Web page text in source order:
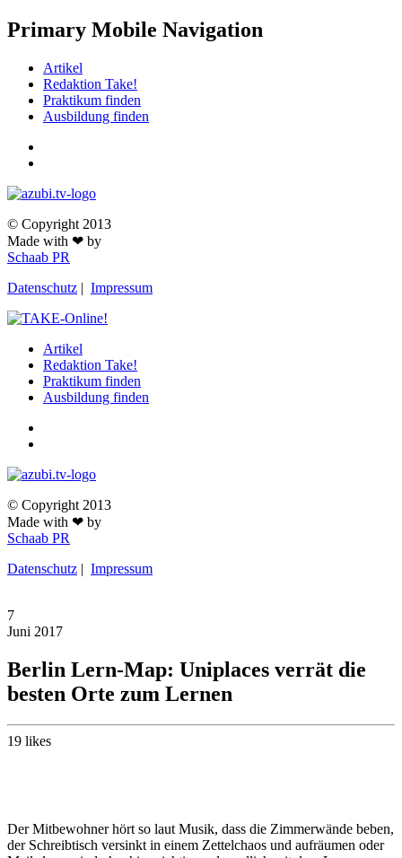
Primary Mobile Navigation
Artikel
Redaktion Take!
Praktikum finden
Ausbildung finden
© Copyright 2013
Made with ❤ by
Schaab PR
Datenschutz | Impressum
Artikel
Redaktion Take!
Praktikum finden
Ausbildung finden
© Copyright 2013
Made with ❤ by
Schaab PR
Datenschutz | Impressum
7
Juni 2017
Berlin Lern-Map: Uniplaces verrät die
besten Orte zum Lernen
19 likes
Der Mitbewohner hört so laut Musik, dass die Zimmerwände beben,
der Schreibtisch versinkt in einem Zettelchaos und aufräumen oder